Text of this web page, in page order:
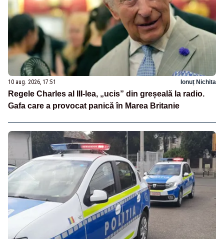
10 aug. 2026, 17:51 Ionuț Nichita
Regele Charles al III-lea, „ucis” din greșeală la radio.
Gafa care a provocat panică în Marea Britanie